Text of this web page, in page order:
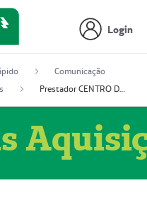
Login
Comunicação
Prestador CENTRO DE ONCOLOGIA